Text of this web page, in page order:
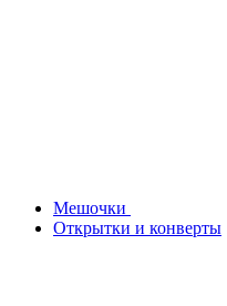
Мешочки
Открытки и конверты